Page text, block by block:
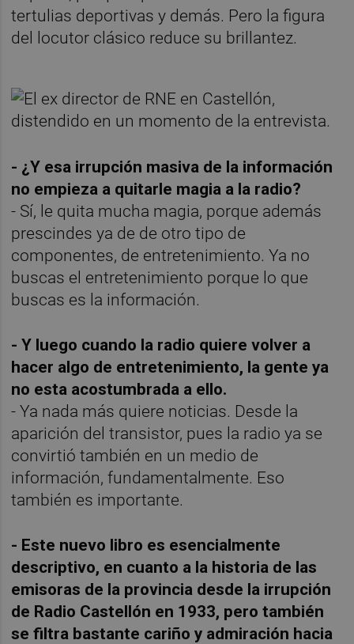
tertulias deportivas y demás. Pero la figura
del locutor clásico reduce su brillantez.
- ¿Y esa irrupción masiva de la información
no empieza a quitarle magia a la radio?
- Sí, le quita mucha magia, porque además
prescindes ya de de otro tipo de
componentes, de entretenimiento. Ya no
buscas el entretenimiento porque lo que
buscas es la información.
- Y luego cuando la radio quiere volver a
hacer algo de entretenimiento, la gente ya
no esta acostumbrada a ello.
- Ya nada más quiere noticias. Desde la
aparición del transistor, pues la radio ya se
convirtió también en un medio de
información, fundamentalmente. Eso
también es importante.
- Este nuevo libro es esencialmente
descriptivo, en cuanto a la historia de las
emisoras de la provincia desde la irrupción
de Radio Castellón en 1933, pero también
se filtra bastante cariño y admiración hacia